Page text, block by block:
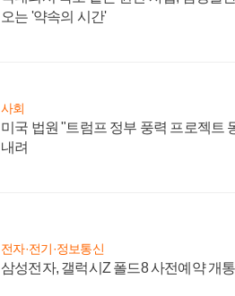
오는 '약속의 시간'
사회
미국 법원 "트럼프 정부 풍력 프로젝트
내려
전자·전기·정보통신
삼성전자, 갤럭시Z 폴드8 사전예약 개